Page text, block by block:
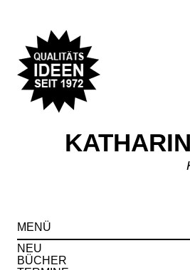
MENÜ
NEU
BÜCHER